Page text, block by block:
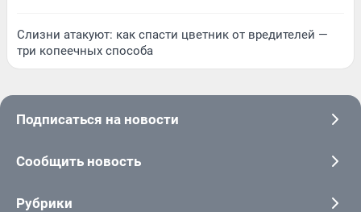
Слизни атакуют: как спасти цветник от вредителей —
три копеечных способа
Подписаться на новости
Сообщить новость
Рубрики